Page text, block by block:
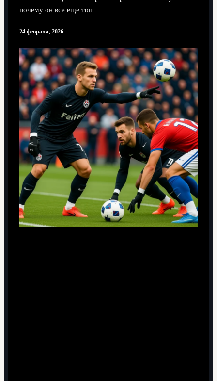
почему он все еще топ
24 февраля, 2026